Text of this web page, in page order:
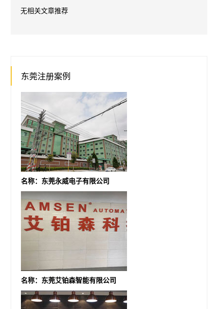
无相关文章推荐
东莞注册案例
名称：东莞永威电子有限公司
名称：东莞艾铂森智能有限公司